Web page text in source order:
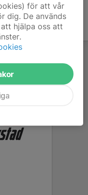
för att vår
dig. De används
hjälpa oss att